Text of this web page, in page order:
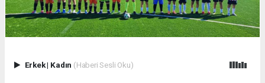
Erkek| Kadın (Haberi Sesli Oku)